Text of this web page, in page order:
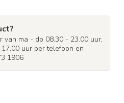
van ma - do 08.30 - 23.00 uur,
uur per telefoon en
1906